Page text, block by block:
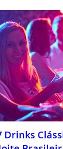
Drinks